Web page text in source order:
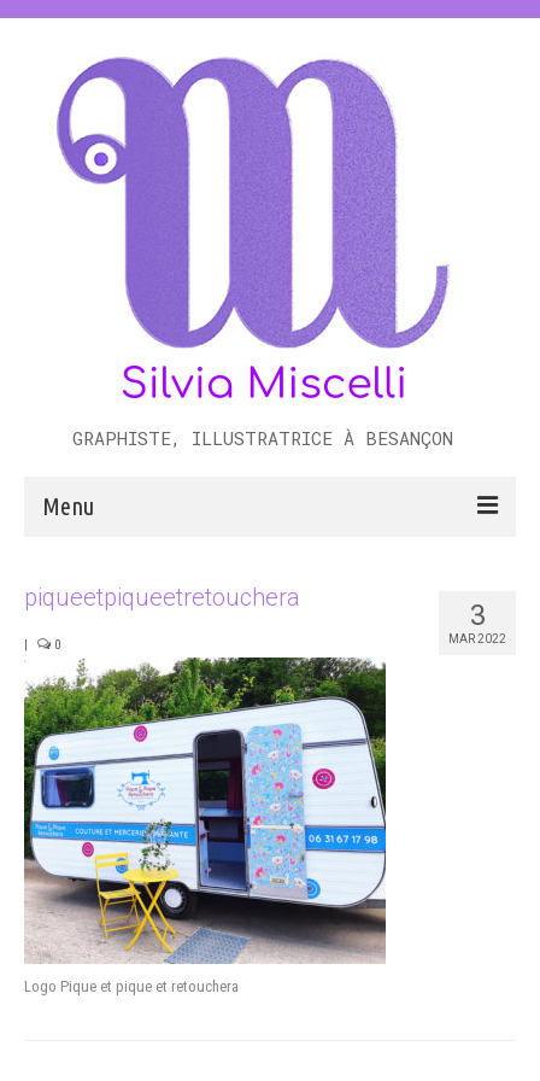
GRAPHISTE, ILLUSTRATRICE À BESANÇON
Menu
Contact
3
MAR 2022
piqueetpiqueetretouchera
| 0
Logo Pique et pique et retouchera